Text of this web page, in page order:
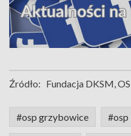
Źródło: Fundacja DKSM,
#osp grzybowice #osp